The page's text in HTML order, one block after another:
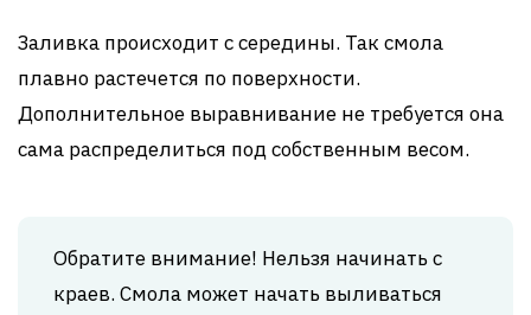
Заливка происходит с середины. Так смола
плавно растечется по поверхности.
Дополнительное выравнивание не требуется она
сама распределиться под собственным весом.
Обратите внимание! Нельзя начинать с
краев. Смола может начать выливаться